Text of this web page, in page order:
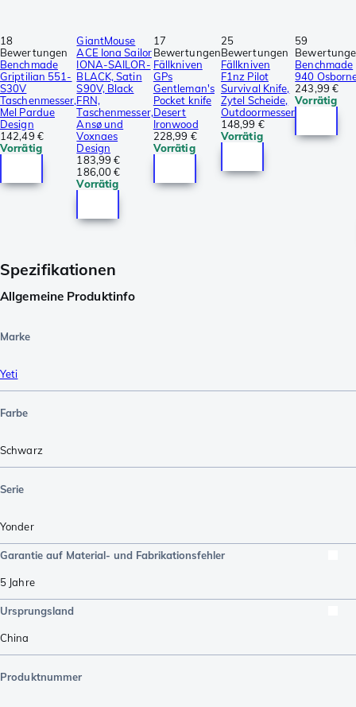
18
Bewertungen
Benchmade
Griptilian 551-
S30V
Taschenmesser,
Mel Pardue
Design
142,49 €
Vorrätig
GiantMouse
ACE Iona Sailor
IONA-SAILOR-
BLACK, Satin
S90V, Black
FRN,
Taschenmesser,
Ansø und
Voxnaes
Design
183,99 €
186,00 €
Vorrätig
17
Bewertungen
Fällkniven
GPs
Gentleman's
Pocket knife
Desert
Ironwood
228,99 €
Vorrätig
25
Bewertungen
Fällkniven
F1nz Pilot
Survival Knife,
Zytel Scheide,
Outdoormesser
148,99 €
Vorrätig
59
Benchmade
940
243,99 €
Vorrätig
Spezifikationen
Allgemeine Produktinfo
Marke
Yeti
Farbe
Schwarz
Serie
Yonder
Garantie auf Material- und Fabrikationsfehler
5 Jahre
Ursprungsland
China
Produktnummer